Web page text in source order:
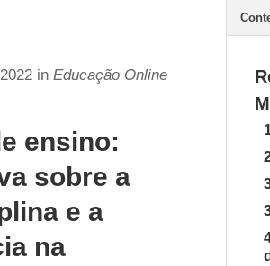
in Educação Online
ensino:
sobre a
e a
na